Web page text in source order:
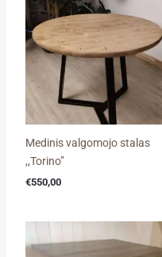
Medinis valgomojo stalas
,,Torino”
€550,00